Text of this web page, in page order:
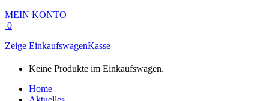
MEIN KONTO
0
Zeige EinkaufswagenKasse
Keine Produkte im Einkaufswagen.
Home